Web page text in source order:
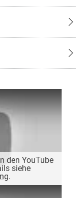
den YouTube
siehe
.